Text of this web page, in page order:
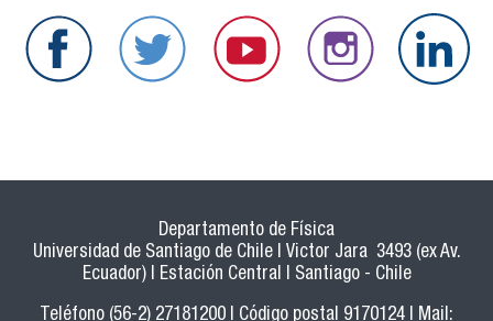
Departamento de Física
Universidad de Santiago de Chile | Victor Jara 3493 (ex Av.
Ecuador) | Estación Central | Santiago - Chile
Teléfono (56-2) 27181200 | Código postal 9170124 | Mail: